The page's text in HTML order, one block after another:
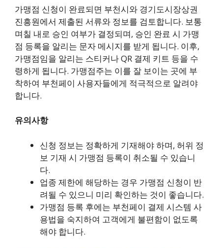
가맹점 신청이 완료되면 부천시와 경기도시장상권
진흥원에서 제출된 서류와 정보를 검토합니다. 보통
며칠 내로 승인 여부가 결정되며, 승인 완료 시 가맹
점 등록을 알리는 문자 메시지를 받게 됩니다. 이후,
가맹점임을 알리는 스티커나 QR 결제 키트 등을 수
령하게 됩니다. 가맹점주는 이를 잘 보이는 곳에 부
착하여 부천페이 사용자들에게 적극적으로 알려야
합니다.
유의사항
신청 정보는 정확하게 기재해야 하며, 허위 정
보 기재 시 가맹점 등록이 취소될 수 있습니
다.
업종 제한에 해당하는 경우 가맹점 신청이 반
려될 수 있으니 미리 확인하는 것이 좋습니다.
가맹점 등록 후에는 부천페이 결제 시스템 사
용법을 숙지하여 고객에게 불편함이 없도록
해야 합니다.